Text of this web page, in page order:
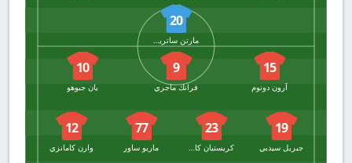
20
مارتن ساتريانو
15
آرون دونوم
9
فرانك ماجري
10
يان جبوهو
19
جبريل سيدبي
23
كريستيان كاسيريس
77
ماريو ساور
12
وارن كامانزي